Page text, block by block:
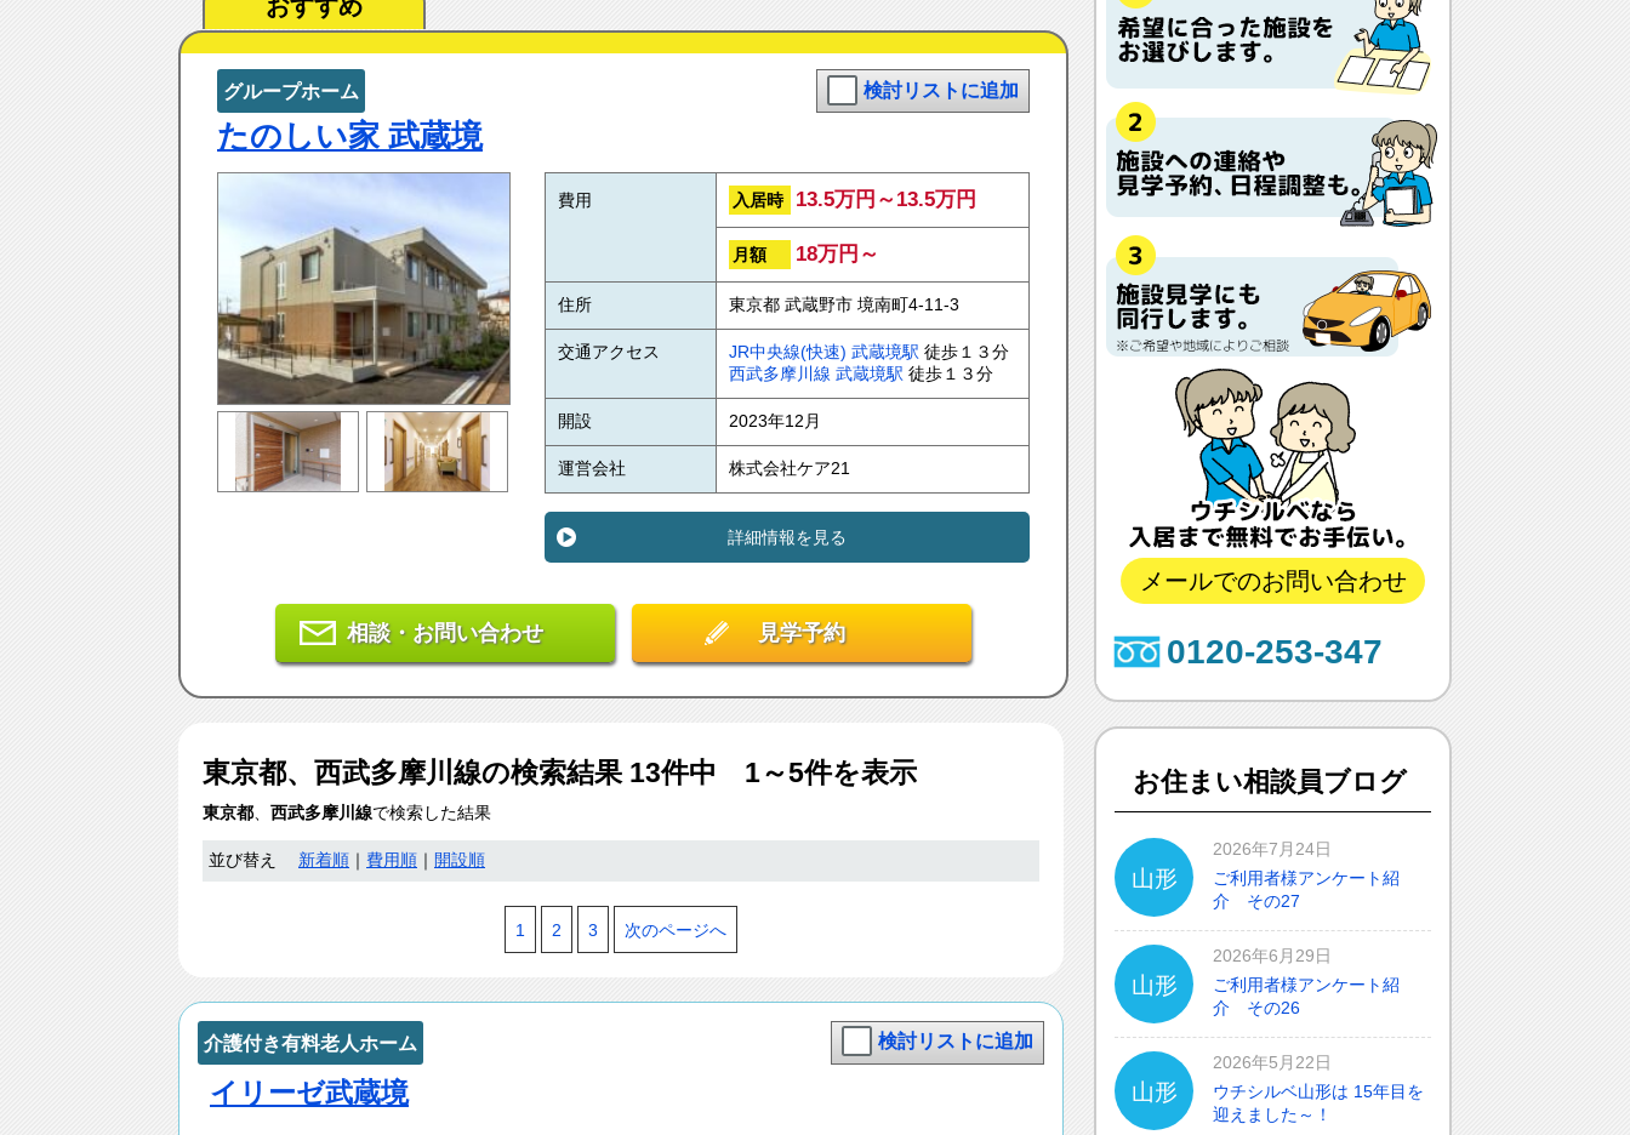
本当に相談無料？
他の紹介会社と「ウチシルベ」はどう
違うの？aa
おすすめ
グループホーム 検討リストに追加
たのしい家 武蔵境
費用 入居時 13.5万円～13.5万円
月額 18万円～
住所 東京都 武蔵野市 境南町4-11-3
交通アクセス JR中央線(快速) 武蔵境駅 徒歩１３分
西武多摩川線 武蔵境駅 徒歩１３分
開設 2023年12月
運営会社 株式会社ケア21
詳細情報を見る
相談・お問い合わせ 見学予約
東京都、西武多摩川線の検索結果 13件中 1～5件を表示
東京都 西武多摩川線で検索した結果
並び替え 新着順 費用順 開設順
1 2 3 次のページへ
介護付き有料老人ホーム 検討リストに追加
イリーゼ武蔵境
メールでのお問い合わせ
0120-253-347
お住まい相談員ブログ
山形
2026年7月24日
ご利用者様アンケート紹
介 その27
山形
2026年6月29日
ご利用者様アンケート紹
介 その26
山形
2026年5月22日
ウチシルベ山形は 15年目を
迎えました～！